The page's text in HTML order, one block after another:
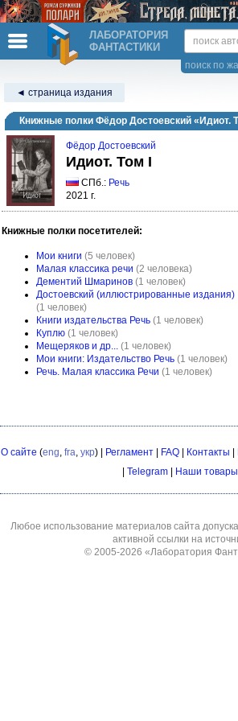
ЛАБОРАТОРИЯ
ФАНТАСТИКИ
поиск по
◄ страница издания
Книжные полки Фёдор Достоевский «Идиот.
Фёдор Достоевский
Идиот. Том I
СПб.: Речь
2021 г.
Книжные полки посетителей:
Мои книги (5 человек)
Малая классика речи (2 человека)
Дементий Шмаринов (1 человек)
Достоевский (иллюстрированные издания)
(1 человек)
Книги издательства Речь (1 человек)
Куплю (1 человек)
Мещеряков и др... (1 человек)
Мои книги: Издательство Речь (1 человек)
Речь. Малая классика Речи (1 человек)
О сайте (eng, fra, укр) | Регламент| FAQ| Контакты
Telegram Наши товары
Любое использование материалов сайта
активной ссылки на
© 2005-2026 «Лаборатория